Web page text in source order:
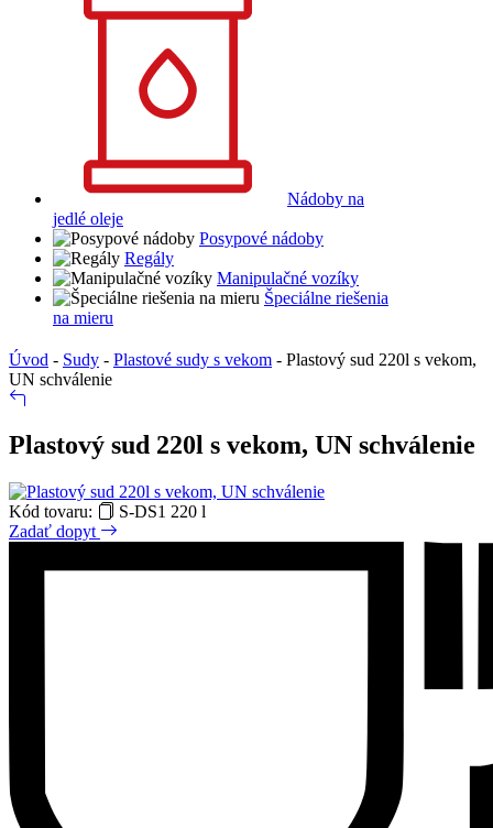
Nádoby na
jedlé oleje
Posypové nádoby
Regály
Manipulačné vozíky
Špeciálne riešenia
na mieru
Úvod - Sudy - Plastové sudy s vekom - Plastový sud 220l s vekom,
UN schválenie
Plastový sud 220l s vekom, UN schválenie
Kód tovaru:
S-DS1 220 l
Zadať dopyt